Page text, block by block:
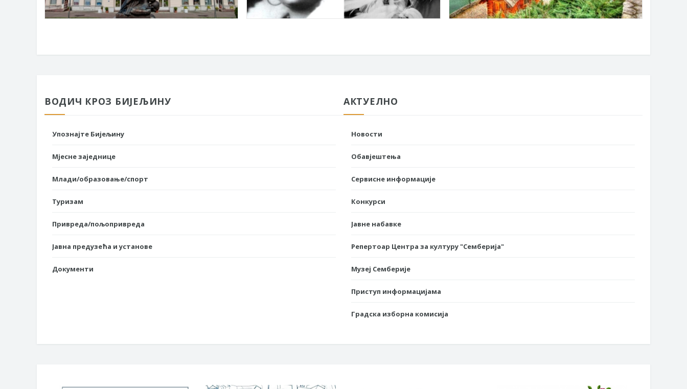
ВОДИЧ КРОЗ БИЈЕЉИНУ
Упознајте Бијељину
Мјесне заједнице
Млади/образовање/спорт
Туризам
Привреда/пољопривреда
Јавна предузећа и установе
Документи
АКТУЕЛНО
Новости
Обавјештења
Сервисне информације
Конкурси
Јавне набавке
Репертоар Центра за културу "Семберија"
Музеј Семберије
Приступ информацијама
Градска изборна комисија